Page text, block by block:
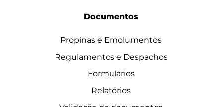
Documentos
Propinas e Emolumentos
Regulamentos e Despachos
Formulários
Relatórios